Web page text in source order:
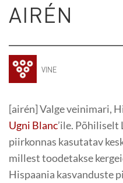
AIRÉN
VINE
[airén] Valge veinimari,
Ugni Blanc’ile. Põhiliselt
piirkonnas kasutatav
millest toodetakse
Hispaania kasvanduste